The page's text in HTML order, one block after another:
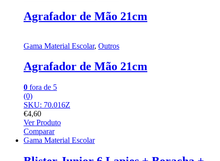
Agrafador de Mão 21cm
Gama Material Escolar, Outros
Agrafador de Mão 21cm
0 fora de 5
(0)
SKU: 70.016Z
€4,60
Ver Produto
Comparar
Gama Material Escolar